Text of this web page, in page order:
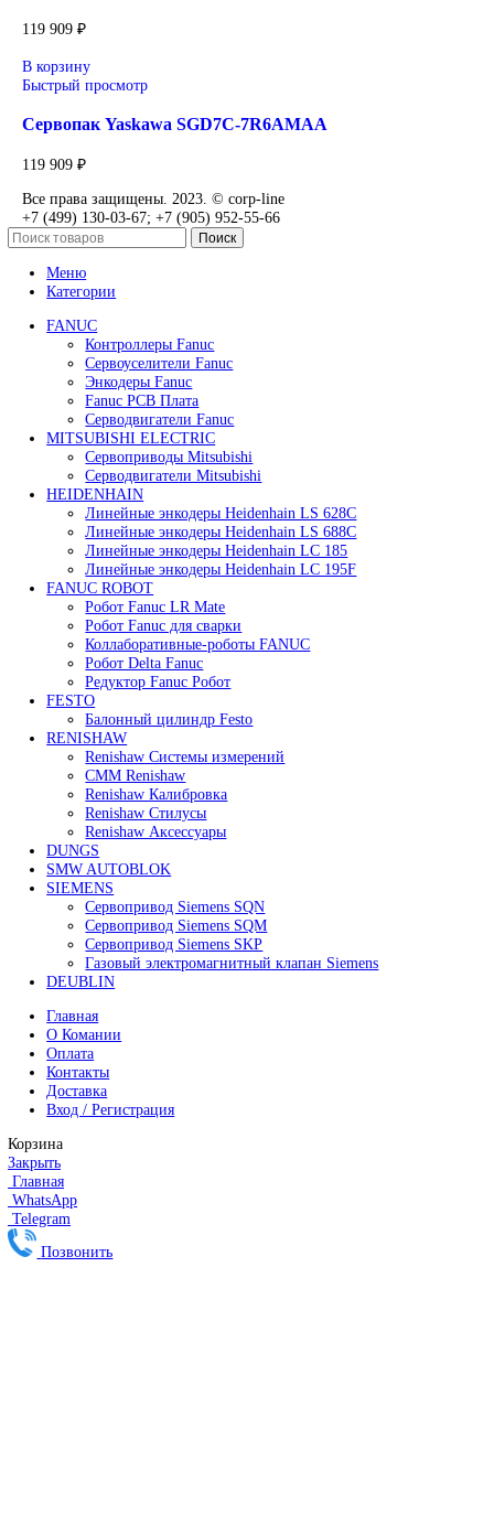
119 909
В корзину
Быстрый просмотр
Сервомотор Yaskawa SGLGW-60A140CP-E
119 909₽
В корзину
Быстрый просмотр
Сервомотор Yaskawa SGLGW-60A365CP-E
119 909₽
В корзину
Быстрый просмотр
Сервопак Yaskawa SGD7C-7R6AMAA
119 909₽
Все права защищены. 2023. © corp-line
+7 (499) 130-03-67; +7 (905) 952-55-66
Меню
Категории
FANUC
Контроллеры Fanuc
Сервоуселители Fanuc
Энкодеры Fanuc
Fanuc PCB Плата
Серводвигатели Fanuc
MITSUBISHI ELECTRIC
Сервоприводы Mitsubishi
Серводвигатели Mitsubishi
HEIDENHAIN
Линейные энкодеры Heidenhain LS 628C
Линейные энкодеры Heidenhain LS 688C
Линейные энкодеры Heidenhain LC 185
Линейные энкодеры Heidenhain LC 195F
Робот Fanuc LR Mate
Робот Fanuc для сварки
Робот Delta Fanuc
Редуктор Fanuc Робот
RENISHAW
Renishaw Cтилусы